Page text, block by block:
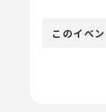
このイベ